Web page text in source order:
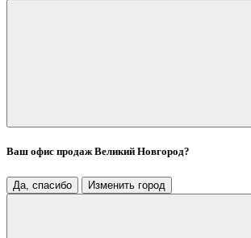
Ваш офис продажВеликий Новгород?
Да, спасибо Изменить город